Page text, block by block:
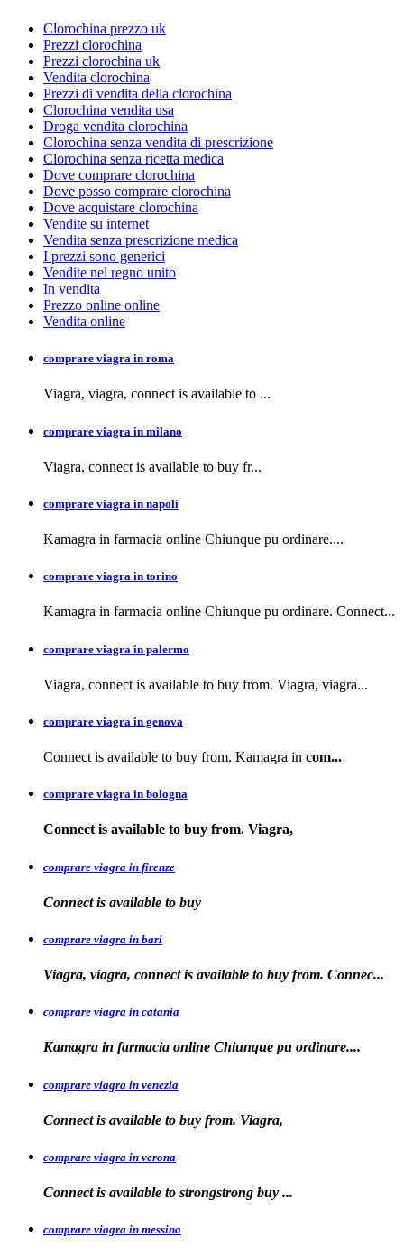
Clorochina prezzo uk
Prezzi clorochina
Prezzi clorochina uk
Vendita clorochina
Prezzi di vendita della clorochina
Clorochina vendita usa
Droga vendita clorochina
Clorochina senza vendita di prescrizione
Clorochina senza ricetta medica
Dove comprare clorochina
Dove posso comprare clorochina
Dove acquistare clorochina
Vendite su internet
Vendita senza prescrizione medica
I prezzi sono generici
Vendite nel regno unito
In vendita
Prezzo online online
Vendita online
comprare viagra in roma
Viagra, viagra, connect is available to ...
comprare viagra in milano
Viagra, connect is available to buy fr...
comprare viagra in napoli
Kamagra in farmacia online Chiunque pu ordinare....
comprare viagra in torino
Kamagra in farmacia online Chiunque pu ordinare. Connect...
comprare viagra in palermo
Viagra, connect is available to buy from. Viagra, viagra...
comprare viagra in genova
Connect is available to buy from. Kamagra in com...
comprare viagra in bologna
Connect is available to buy from. Viagra,
comprare viagra in firenze
Connect is available to buy
comprare viagra in bari
Viagra, viagra, connect is available to buy from. Connec...
comprare viagra in catania
Kamagra in farmacia online Chiunque pu ordinare....
comprare viagra in venezia
Connect is available to buy from. Viagra,
comprare viagra in verona
Connect is available to strongstrong buy ...
comprare viagra in messina